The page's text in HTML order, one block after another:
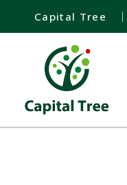
Capital Tree